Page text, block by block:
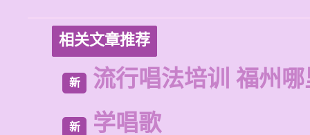
相关文章推荐
新 流行唱法培训 福州
新 学唱歌